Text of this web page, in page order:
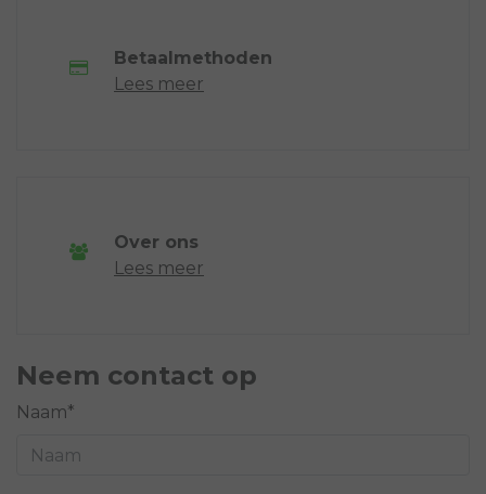
Betaalmethoden
Lees meer
Over ons
Lees meer
Neem contact op
Naam*